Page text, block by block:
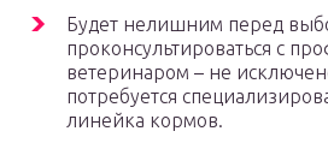
Будет нелишним перед
проконсультироваться с
ветеринаром – не
потребуется
линейка кормов.